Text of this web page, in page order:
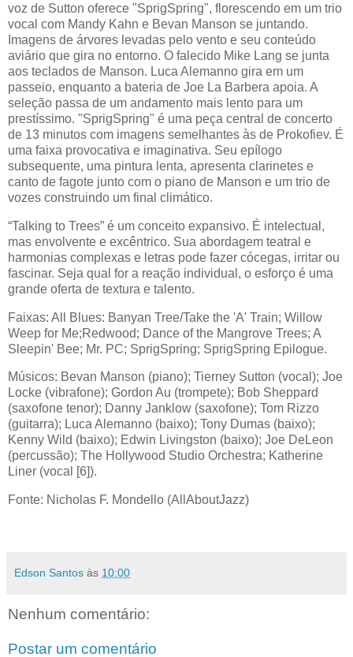
voz de Sutton oferece "SprigSpring", florescendo em um trio
vocal com Mandy Kahn e Bevan Manson se juntando.
Imagens de árvores levadas pelo vento e seu conteúdo
aviário que gira no entorno. O falecido Mike Lang se junta
aos teclados de Manson. Luca Alemanno gira em um
passeio, enquanto a bateria de Joe La Barbera apoia. A
seleção passa de um andamento mais lento para um
prestíssimo. "SprigSpring" é uma peça central de concerto
de 13 minutos com imagens semelhantes às de Prokofiev. É
uma faixa provocativa e imaginativa. Seu epílogo
subsequente, uma pintura lenta, apresenta clarinetes e
canto de fagote junto com o piano de Manson e um trio de
vozes construindo um final climático.
“Talking to Trees” é um conceito expansivo. É intelectual,
mas envolvente e excêntrico. Sua abordagem teatral e
harmonias complexas e letras pode fazer cócegas, irritar ou
fascinar. Seja qual for a reação individual, o esforço é uma
grande oferta de textura e talento.
Faixas: All Blues: Banyan Tree/Take the 'A' Train; Willow
Weep for Me;Redwood; Dance of the Mangrove Trees; A
Sleepin' Bee; Mr. PC; SprigSpring; SprigSpring Epilogue.
Músicos: Bevan Manson (piano); Tierney Sutton (vocal); Joe
Locke (vibrafone); Gordon Au (trompete); Bob Sheppard
(saxofone tenor); Danny Janklow (saxofone); Tom Rizzo
(guitarra); Luca Alemanno (baixo); Tony Dumas (baixo);
Kenny Wild (baixo); Edwin Livingston (baixo); Joe DeLeon
(percussão); The Hollywood Studio Orchestra; Katherine
Liner (vocal [6]).
Fonte: Nicholas F. Mondello (AllAboutJazz)
Edson Santos às 10:00
Nenhum comentário:
Postar um comentário